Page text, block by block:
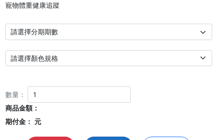
寵物體重健康追蹤
數量：
商品金額：
期付金： 元